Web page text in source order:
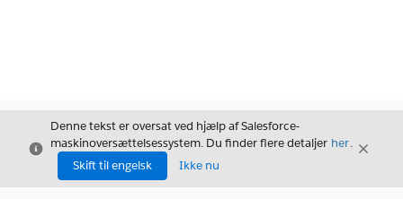
Luk
Denne tekst er oversat ved hjælp af Salesforce-
maskinoversættelsessystem. Du finder flere detaljer her.
Skift til engelsk
Ikke nu
Luk